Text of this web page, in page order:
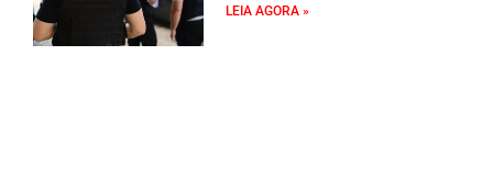
LEIA AGORA »